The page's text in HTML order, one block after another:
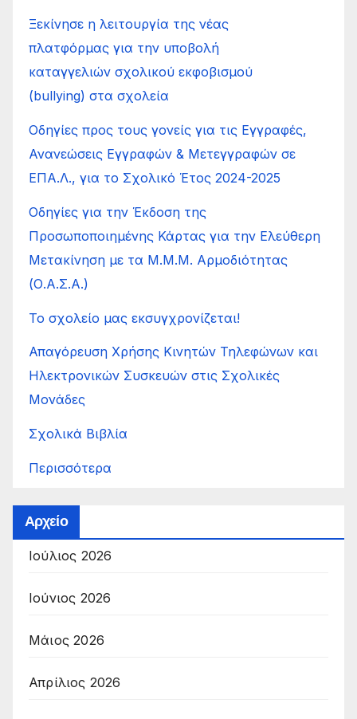
Ξεκίνησε η λειτουργία της νέας
πλατφόρμας για την υποβολή
καταγγελιών σχολικού εκφοβισμού
(bullying) στα σχολεία
Οδηγίες προς τους γονείς για τις Εγγραφές,
Ανανεώσεις Εγγραφών & Μετεγγραφών σε
ΕΠΑ.Λ., για το Σχολικό Έτος 2024-2025
Οδηγίες για την Έκδοση της
Προσωποποιημένης Κάρτας για την Ελεύθερη
Μετακίνηση με τα Μ.Μ.Μ. Αρμοδιότητας
(Ο.Α.Σ.Α.)
Το σχολείο μας εκσυγχρονίζεται!
Απαγόρευση Χρήσης Κινητών Τηλεφώνων και
Ηλεκτρονικών Συσκευών στις Σχολικές
Μονάδες
Σχολικά Βιβλία
Περισσότερα
Αρχείο
Ιούλιος 2026
Ιούνιος 2026
Μάιος 2026
Απρίλιος 2026